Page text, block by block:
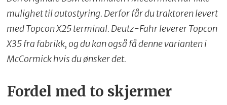
mulighet til autostyring. Derfor får du traktoren levert
med Topcon X25 terminal. Deutz-Fahr leverer Topcon
X35 fra fabrikk, og du kan også få denne varianten i
McCormick hvis du ønsker det.
Fordel med to skjermer